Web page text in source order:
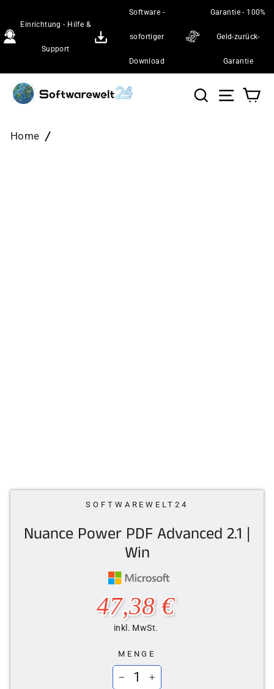
Inhalt
Einrichtung - Hilfe &
Support
Software -
sofortiger
Download
Garantie - 100%
Geld-zurück-
Garantie
Suche
Home
SOFTWAREWELT24
Nuance Power PDF Advanced 2.1 |
Win
47,38 €
inkl. MwSt.
MENGE